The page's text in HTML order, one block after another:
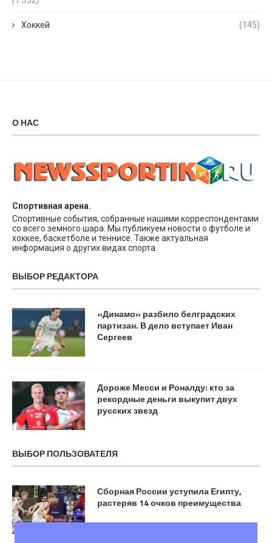
Хоккей (145)
О НАС
Спортивная арена.
Спортивные события, собранные нашими корреспондентами
со всего земного шара. Мы публикуем новости о футболе и
хоккее, баскетболе и теннисе. Также актуальная
информация о других видах спорта.
ВЫБОР РЕДАКТОРА
«Динамо» разбило белградских
партизан. В дело вступает Иван
Сергеев
Дороже Месси и Роналду: кто за
рекордные деньги выкупит двух
русских звезд
ВЫБОР ПОЛЬЗОВАТЕЛЯ
Сборная России уступила Египту,
растеряв 14 очков преимущества